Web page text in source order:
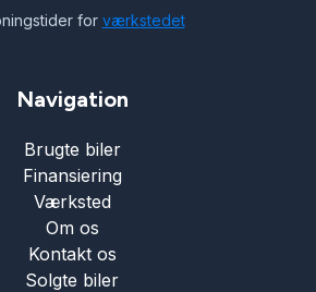
for værkstedet
Navigation
Brugte biler
Finansiering
Værksted
Om os
Kontakt os
Solgte biler